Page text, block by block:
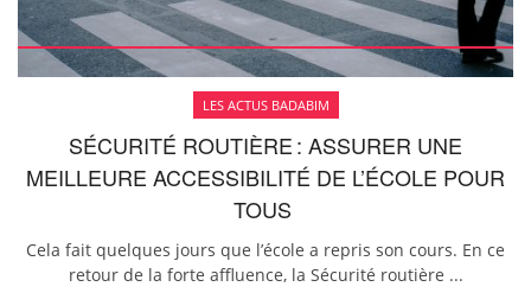
LES ACTUS BADABIM
SÉCURITÉ ROUTIÈRE : ASSURER UNE
MEILLEURE ACCESSIBILITÉ DE L’ÉCOLE POUR
TOUS
Cela fait quelques jours que l’école a repris son cours. En ce
retour de la forte affluence, la Sécurité routière ...